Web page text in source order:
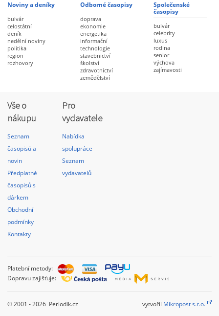
Noviny a deníky
bulvár
celostátní
deník
nedělní noviny
politika
region
rozhovory
Odborné časopisy
doprava
ekonomie
energetika
informační
technologie
stavebnictví
školství
zdravotnictví
zemědělství
Společenské
časopisy
bulvár
celebrity
luxus
rodina
senior
výchova
zajímavosti
Vše o
nákupu
Seznam
časopisů a
novin
Předplatné
časopisů s
dárkem
Obchodní
podmínky
Kontakty
Pro
vydavatele
Nabídka
spolupráce
Seznam
vydavatelů
Platební metody:
Dopravu zajišťuje:
© 2001 - 2026 Periodik.cz vytvořil Mikropost s.r.o.